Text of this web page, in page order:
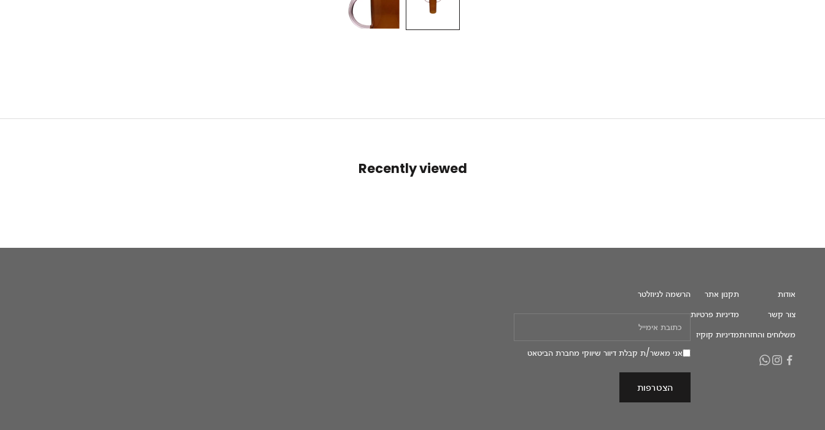
Recently viewed
אודות
צור קשר
משלוחים והחזרות
תקנון אתר
מדיניות פרטיות
מדיניות קוקיז
הרשמה לניוזלטר
אני מאשר/ת קבלת דיוור שיווקי מחברת הביטאט
הצטרפות